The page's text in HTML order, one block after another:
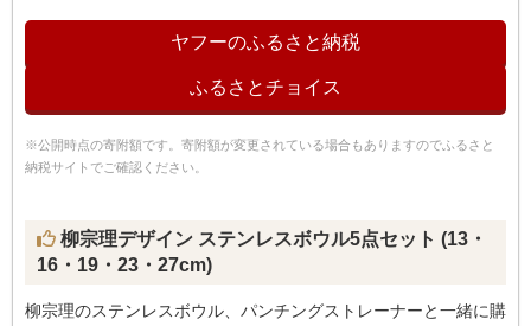
ヤフーのふるさと納税
ふるさとチョイス
※公開時点の寄附額です。寄附額が変更されている場合もありますのでふるさと
納税サイトでご確認ください。
柳宗理デザイン ステンレスボウル5点セット (13・
16・19・23・27cm)
柳宗理のステンレスボウル、パンチングストレーナーと一緒に購